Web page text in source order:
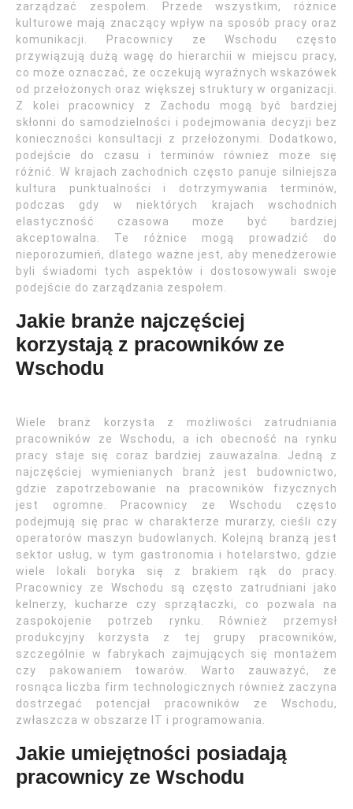
zarządzać zespołem. Przede wszystkim, różnice
kulturowe mają znaczący wpływ na sposób pracy oraz
komunikacji. Pracownicy ze Wschodu często
przywiązują dużą wagę do hierarchii w miejscu pracy,
co może oznaczać, że oczekują wyraźnych wskazówek
od przełożonych oraz większej struktury w organizacji.
Z kolei pracownicy z Zachodu mogą być bardziej
skłonni do samodzielności i podejmowania decyzji bez
konieczności konsultacji z przełożonymi. Dodatkowo,
podejście do czasu i terminów również może się
różnić. W krajach zachodnich często panuje silniejsza
kultura punktualności i dotrzymywania terminów,
podczas gdy w niektórych krajach wschodnich
elastyczność czasowa może być bardziej
akceptowalna. Te różnice mogą prowadzić do
nieporozumień, dlatego ważne jest, aby menedżerowie
byli świadomi tych aspektów i dostosowywali swoje
podejście do zarządzania zespołem.
Jakie branże najczęściej
korzystają z pracowników ze
Wschodu
Wiele branż korzysta z możliwości zatrudniania
pracowników ze Wschodu, a ich obecność na rynku
pracy staje się coraz bardziej zauważalna. Jedną z
najczęściej wymienianych branż jest budownictwo,
gdzie zapotrzebowanie na pracowników fizycznych
jest ogromne. Pracownicy ze Wschodu często
podejmują się prac w charakterze murarzy, cieśli czy
operatorów maszyn budowlanych. Kolejną branżą jest
sektor usług, w tym gastronomia i hotelarstwo, gdzie
wiele lokali boryka się z brakiem rąk do pracy.
Pracownicy ze Wschodu są często zatrudniani jako
kelnerzy, kucharze czy sprzątaczki, co pozwala na
zaspokojenie potrzeb rynku. Również przemysł
produkcyjny korzysta z tej grupy pracowników,
szczególnie w fabrykach zajmujących się montażem
czy pakowaniem towarów. Warto zauważyć, że
rosnąca liczba firm technologicznych również zaczyna
dostrzegać potencjał pracowników ze Wschodu,
zwłaszcza w obszarze IT i programowania.
Jakie umiejętności posiadają
pracownicy ze Wschodu